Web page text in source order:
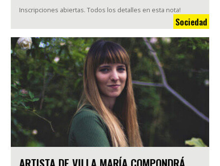
Inscripciones abiertas. Todos los detalles en esta nota!
Sociedad
ARTISTA DE VILLA MARÍA COMPONDRÁ